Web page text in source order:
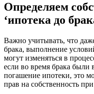
Определяем
‘ипотека до
Важно учитывать, что
брака, выполнение
могут изменяться в
если во время брака были
погашение ипотеки, это
прав на собственность при